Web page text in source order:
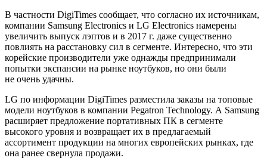
В частности DigiTimes сообщает, что согласно их источникам,
компании Samsung Electronics и LG Electronics намерены
увеличить выпуск лэптов и в 2017 г. даже существенно
повлиять на расстановку сил в сегменте. Интересно, что эти
корейские производители уже однажды предпринимали
попытки экспансии на рынке ноутбуков, но они были
не очень удачны.
LG по информации DigiTimes разместила заказы на топовые
модели ноутбуков в компании Pegatron Technology. А Samsung
расширяет предложение портативных ПК в сегменте
высокого уровня и возвращает их в предлагаемый
ассортимент продукции на многих европейских рынках, где
она ранее свернула продажи.